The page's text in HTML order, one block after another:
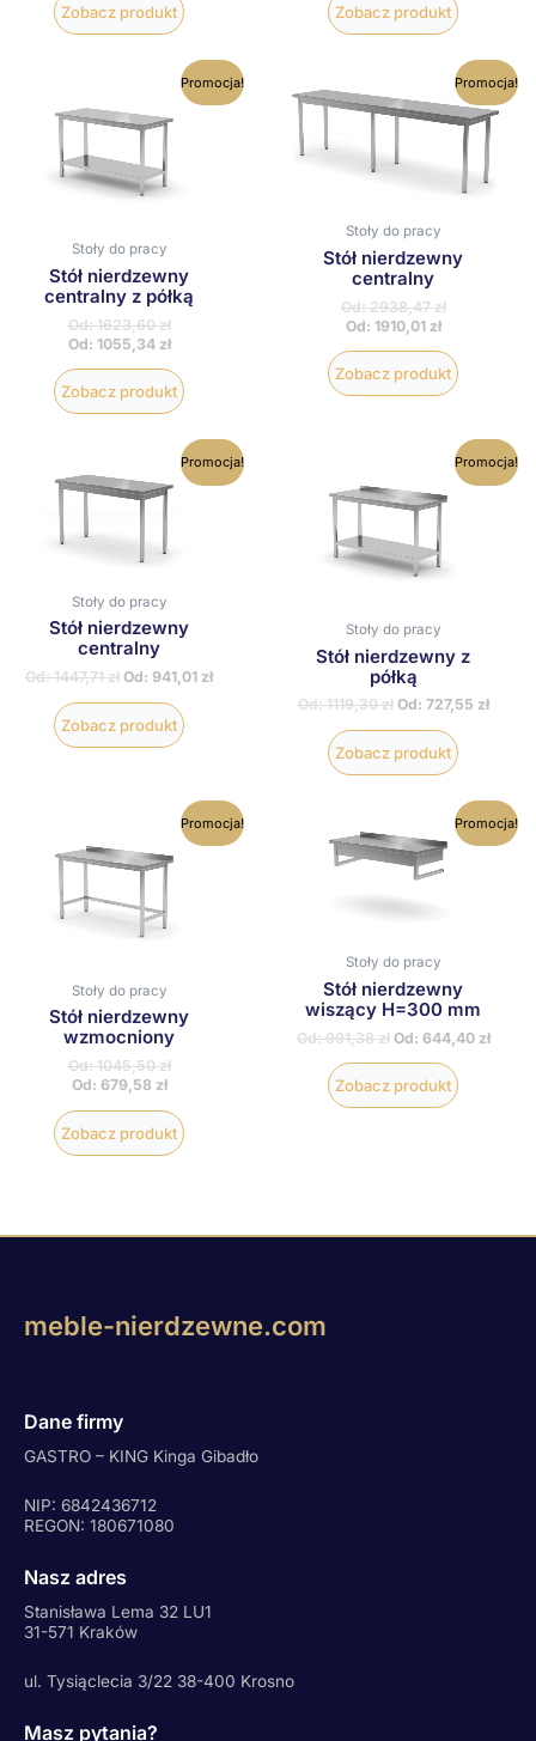
Zobacz produkt Zobacz produkt
Promocja!
Stoły do pracy
Stół nierdzewny
centralny z półką
Od:1623,60zł
Od: 1055,34 zł
Zobacz produkt
Ten
produkt
produktu
Promocja!
Stoły do pracy
Stół nierdzewny
centralny
Od:2938,47zł
Od: 1910,01 zł
Zobacz produkt
Ten
produkt
ma
wiele
Opcje
można
stronie
Promocja!
Stoły do pracy
Stół nierdzewny
centralny
Od:1447,71zł Od: 941,01 zł
Zobacz produkt
Ten
produkt
stronie
Promocja!
Stoły do pracy
Stół nierdzewny z
półką
Od:1119,30zł Od: 727,55 zł
Zobacz produkt
Ten
produkt
produktu
Promocja!
Stoły do pracy
Stół nierdzewny
wzmocniony
Od:1045,50zł
Od: 679,58 zł
Zobacz produkt
Ten
produkt
produktu
Promocja!
Stoły do pracy
Stół nierdzewny
wiszący H=300 mm
Od:991,38zł Od: 644,40 zł
Zobacz produkt
Ten
produkt
stronie
produktu
meble-nierdzewne.com
Dane firmy
GASTRO – KING Kinga Gibadło
NIP: 6842436712
REGON: 180671080
Nasz adres
Stanisława Lema 32 LU1
31-571 Kraków
ul. Tysiąclecia 3/22 38-400 Krosno
Masz pytania?